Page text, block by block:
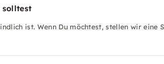
solltest
ist. Wenn Du möchtest, stellen wir eine